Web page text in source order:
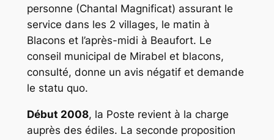
personne (Chantal Magnificat) assurant le
service dans les 2 villages, le matin à
Blacons et l’après-midi à Beaufort. Le
conseil municipal de Mirabel et blacons,
consulté, donne un avis négatif et demande
le statu quo.
Début 2008, la Poste revient à la charge
auprès des édiles. La seconde proposition